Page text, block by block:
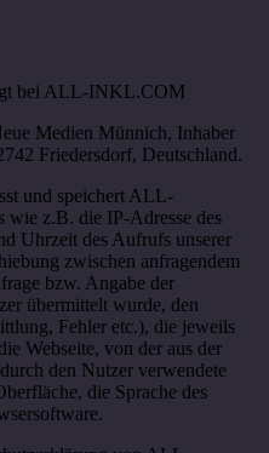
bei ALL-INKL.COM
Medien Münnich, Inhaber
Friedersdorf, Deutschland.
und speichert ALL-
z.B. die IP-Adresse des
Uhrzeit des Aufrufs unserer
zwischen anfragendem
bzw. Angabe der
übermittelt wurde, den
Fehler etc.), die jeweils
Webseite, von der aus der
den Nutzer verwendete
die Sprache des